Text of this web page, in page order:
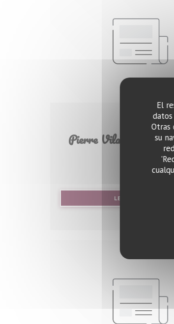
El
Otras
su
24/10/2019
Pierre Vila Palleja :
LEA EL ARTICULO